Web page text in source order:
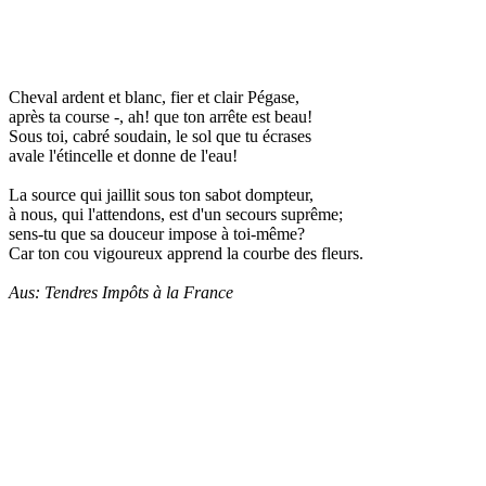
Cheval ardent et blanc, fier et clair Pégase,
après ta course -, ah! que ton arrête est beau!
Sous toi, cabré soudain, le sol que tu écrases
avale l'étincelle et donne de l'eau!
La source qui jaillit sous ton sabot dompteur,
à nous, qui l'attendons, est d'un secours suprême;
sens-tu que sa douceur impose à toi-même?
Car ton cou vigoureux apprend la courbe des fleurs.
Aus: Tendres Impôts à la France